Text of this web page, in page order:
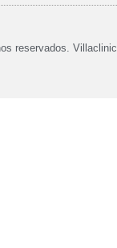
reservados. Villaclinic